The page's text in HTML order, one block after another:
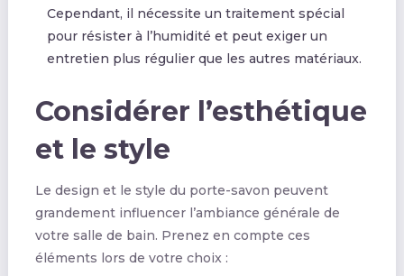
Cependant, il nécessite un traitement spécial
pour résister à l’humidité et peut exiger un
entretien plus régulier que les autres matériaux.
Considérer l’esthétique
et le style
Le design et le style du porte-savon peuvent
grandement influencer l’ambiance générale de
votre salle de bain. Prenez en compte ces
éléments lors de votre choix :